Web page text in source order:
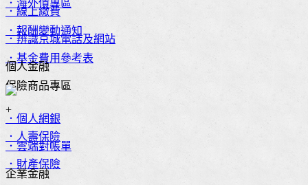
．線上繳費
．辨識京城電話及網站
個人金融
．個人網銀
．雲端對帳單
企業金融
．海外債專區
．報酬變動通知
．基金費用參考表
保險商品專區
+
．人壽保險
．財產保險